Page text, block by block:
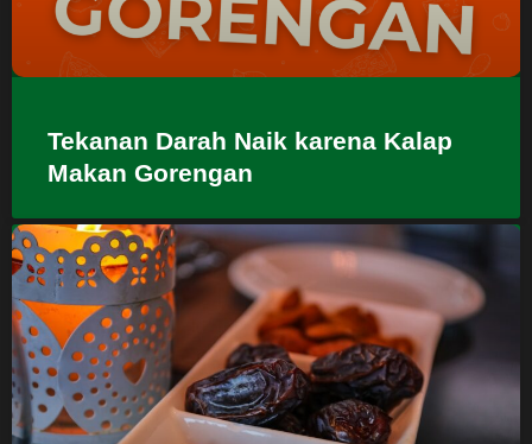
Tekanan Darah Naik karena Kalap
Makan Gorengan